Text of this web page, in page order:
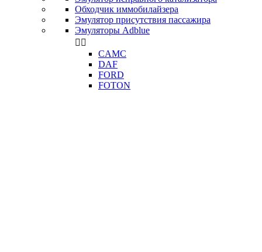
Обходчик иммобилайзера
Эмулятор присутствия пассажира
Эмуляторы Adblue
 
CAMC
DAF
FORD
FOTON